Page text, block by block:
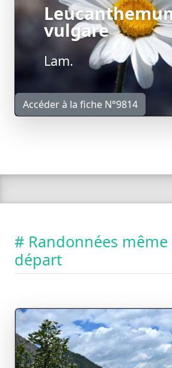
vulgare
Lam.
Accéder à la fiche N°9814
# Randonnées
départ